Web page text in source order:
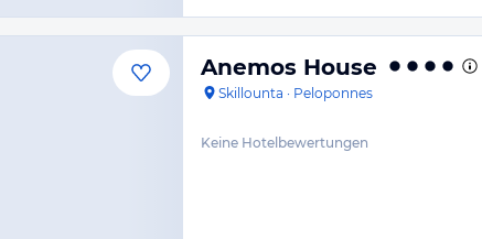
Anemos House
Skillounta · Peloponnes
Keine Hotelbewertungen